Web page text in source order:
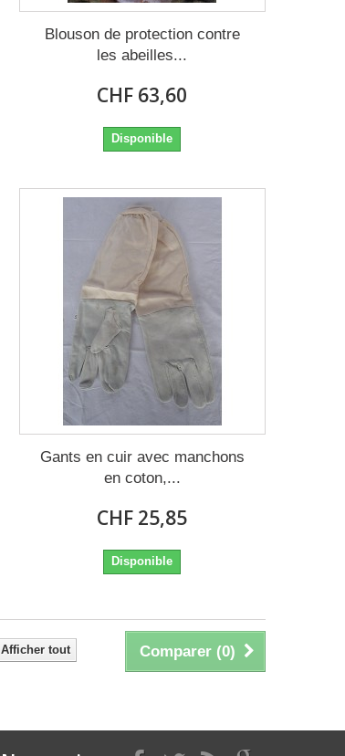
Blouson de protection contre
les abeilles...
CHF 63,60
Disponible
Gants en cuir avec manchons
en coton,...
CHF 25,85
Disponible
Comparer (0)
Afficher tout